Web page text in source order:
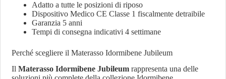
Adatto a tutte le posizioni di riposo
Dispositivo Medico CE Classe 1 fiscalmente detraibile
Garanzia 5 anni
Tempi di consegna indicativi 4 settimane
Perché scegliere il Materasso Idormibene Jubileum
IlMaterasso Idormibene Jubileum rappresenta una delle